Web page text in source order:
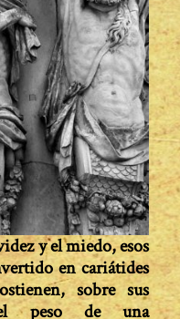
y el miedo, esos
en cariátides
sobre sus
el peso de una